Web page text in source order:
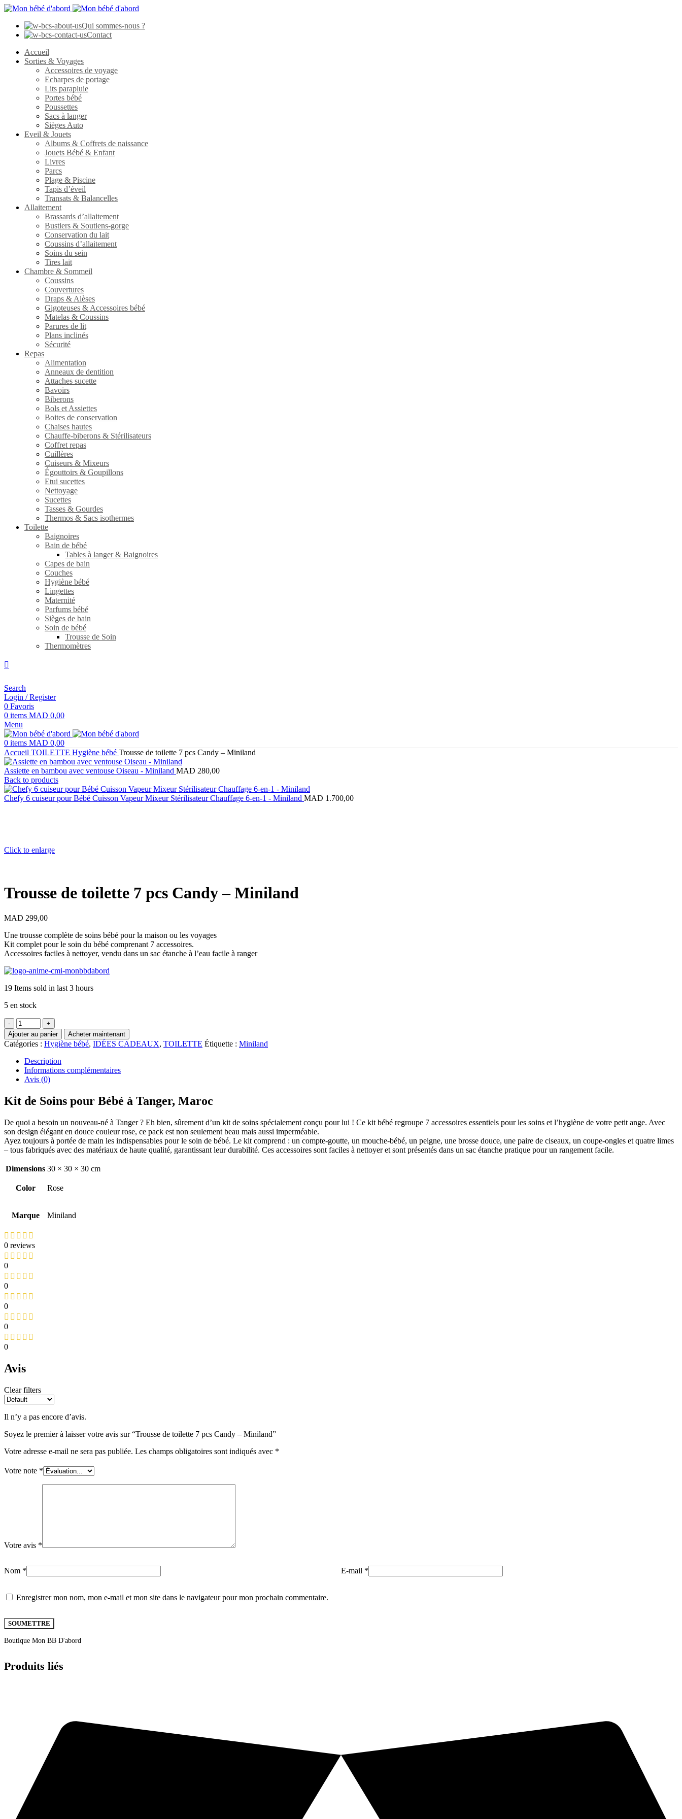
Qui sommes-nous ?
Contact
Accueil
Sorties & Voyages
Accessoires de voyage
Echarpes de portage
Lits parapluie
Portes bébé
Poussettes
Sacs à langer
Sièges Auto
Eveil & Jouets
Albums & Coffrets de naissance
Jouets Bébé & Enfant
Livres
Parcs
Plage & Piscine
Tapis d’éveil
Transats & Balancelles
Allaitement
Brassards d’allaitement
Bustiers & Soutiens-gorge
Conservation du lait
Coussins d’allaitement
Soins du sein
Tires lait
Chambre & Sommeil
Coussins
Couvertures
Draps & Alèses
Gigoteuses & Accessoires bébé
Matelas & Coussins
Parures de lit
Plans inclinés
Sécurité
Repas
Alimentation
Anneaux de dentition
Attaches sucette
Bavoirs
Biberons
Bols et Assiettes
Boites de conservation
Chaises hautes
Chauffe-biberons & Stérilisateurs
Coffret repas
Cuillères
Cuiseurs & Mixeurs
Égouttoirs & Goupillons
Etui sucettes
Nettoyage
Sucettes
Tasses & Gourdes
Thermos & Sacs isothermes
Toilette
Baignoires
Bain de bébé
Tables à langer & Baignoires
Capes de bain
Couches
Hygiène bébé
Lingettes
Maternité
Parfums bébé
Sièges de bain
Soin de bébé
Trousse de Soin
Thermomètres
Search
Login / Register
0 Favoris
0 items MAD 0,00
Menu
0 items MAD 0,00
Accueil TOILETTE Hygiène bébé Trousse de toilette 7 pcs Candy – Miniland
Assiette en bambou avec ventouse Oiseau - Miniland MAD 280,00
Back to products
Chefy 6 cuiseur pour Bébé Cuisson Vapeur Mixeur Stérilisateur Chauffage 6-en-1 - Miniland MAD 1.700,00
Click to enlarge
Trousse de toilette 7 pcs Candy – Miniland
MAD 299,00
Une trousse complète de soins bébé pour la maison ou les voyages
Kit complet pour le soin du bébé comprenant 7 accessoires.
Accessoires faciles à nettoyer, vendu dans un sac étanche à l’eau facile à ranger
19 Items sold in last 3 hours
5 en stock
quantité
de
Trousse
de
toilette
7
pcs
Candy
-
Miniland
Ajouter au panier Acheter maintenant
Catégories : Hygiène bébé, IDÉES CADEAUX, TOILETTE Étiquette : Miniland
Description
Informations complémentaires
Avis (0)
Kit de Soins pour Bébé à Tanger, Maroc
De quoi a besoin un nouveau-né à Tanger ? Eh bien, sûrement d’un kit de soins spécialement conçu pour lui ! Ce kit bébé regroupe 7 accessoires essentiels pour les soins et l’hygiène de votre petit ange. Avec
son design élégant en douce couleur rose, ce pack est non seulement beau mais aussi imperméable.
Ayez toujours à portée de main les indispensables pour le soin de bébé. Le kit comprend : un compte-goutte, un mouche-bébé, un peigne, une brosse douce, une paire de ciseaux, un coupe-ongles et quatre limes
– tous fabriqués avec des matériaux de haute qualité, garantissant leur durabilité. Ces accessoires sont faciles à nettoyer et sont présentés dans un sac étanche pratique pour un rangement facile.
Dimensions 30 × 30 × 30 cm
Color Rose
Marque Miniland
0 reviews
0
0
0
0
0
Avis
Clear filters
Il n’y a pas encore d’avis.
Soyez le premier à laisser votre avis sur “Trousse de toilette 7 pcs Candy – Miniland”
Votre adresse e-mail ne sera pas publiée. Les champs obligatoires sont indiqués avec *
Votre note *
Votre avis *
Nom * E-mail *
Enregistrer mon nom, mon e-mail et mon site dans le navigateur pour mon prochain commentaire.
Boutique Mon BB D'abord
Produits liés